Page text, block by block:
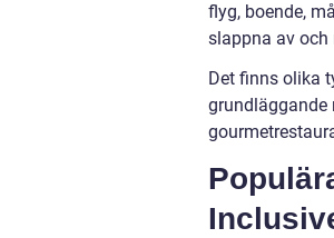
flyg, boende,
slappna av och
Det finns olika
grundläggande